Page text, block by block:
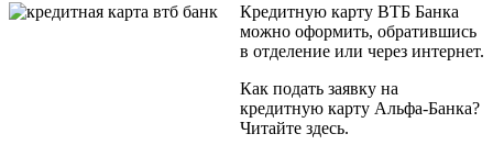
Кредитную карту ВТБ Банка
можно оформить, обратившись
в отделение или через интернет.
Как подать заявку на
кредитную карту Альфа-Банка?
Читайте здесь.